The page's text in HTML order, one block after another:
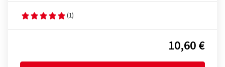
(1)
10,60 €